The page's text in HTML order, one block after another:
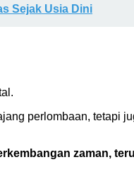
Sejak Usia Dini
perlombaan, tetapi
zaman,